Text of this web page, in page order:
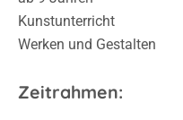
Kunstunterricht
Werken und Gestalten
Zeitrahmen: